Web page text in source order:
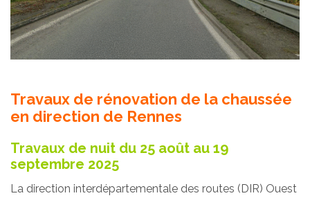
Travaux de rénovation de la chaussée
en direction de Rennes
Travaux de nuit du 25 août au 19
septembre 2025
La direction interdépartementale des routes (DIR) Ouest